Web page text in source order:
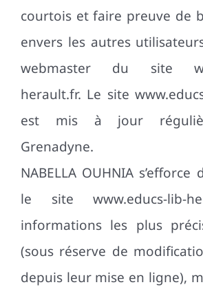
courtois et faire preuve de
envers les autres
webmaster du site
herault.fr. Le site
est mis à jour
Grenadyne.
NABELLA OUHNIA
le site www.educs-lib-
informations les plus
(sous réserve de
depuis leur mise en ligne),